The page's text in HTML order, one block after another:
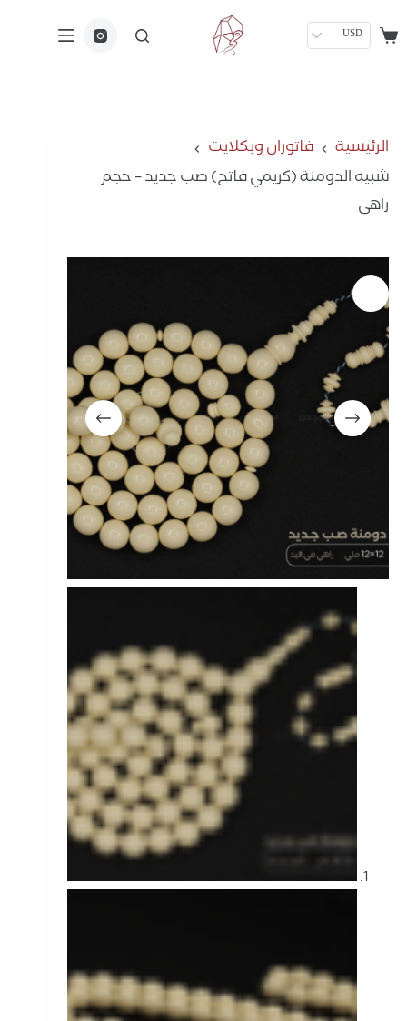
USD
الرئيسية
فاتوران وبكلايت
شبيه الدومنة (كريمي فاتح) صب جديد – حجم
راهي